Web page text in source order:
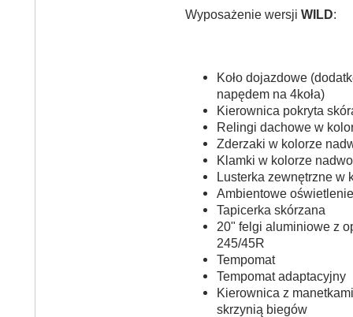
Wyposażenie wersji WILD:
Koło dojazdowe
napędem na 4koła)
Kierownica pokryta
Relingi dachowe w
Zderzaki w kolorze
Klamki w kolorze
Lusterka zewnętrzne w
Ambientowe
Tapicerka skórzana
20" felgi aluminiowe z
245/45R
Tempomat
Tempomat adaptacyjny
Kierownica z
skrzynią biegów